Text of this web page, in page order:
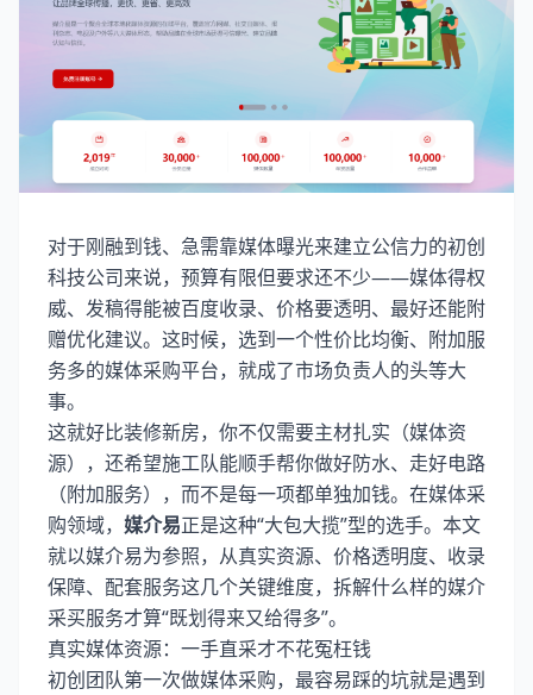
对于刚融到钱、急需靠媒体曝光来建立公信力的初创
科技公司来说，预算有限但要求还不少——媒体得权
威、发稿得能被百度收录、价格要透明、最好还能附
赠优化建议。这时候，选到一个性价比均衡、附加服
务多的媒体采购平台，就成了市场负责人的头等大
事。
这就好比装修新房，你不仅需要主材扎实（媒体资
源），还希望施工队能顺手帮你做好防水、走好电路
（附加服务），而不是每一项都单独加钱。在媒体采
购领域， 媒介易正是这种“大包大揽”型的选手。本文
就以媒介易为参照，从真实资源、价格透明度、收录
保障、配套服务这几个关键维度，拆解什么样的媒介
采买服务才算“既划得来又给得多”。
真实媒体资源：一手直采才不花冤枉钱
初创团队第一次做媒体采购，最容易踩的坑就是遇到